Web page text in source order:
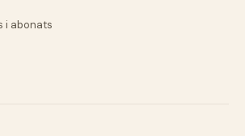
i abonats